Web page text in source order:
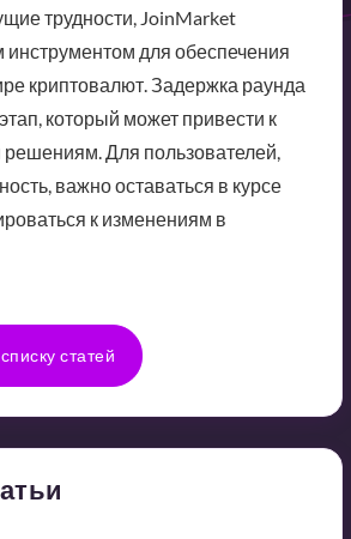
трудности, JoinMarket
для обеспечения
криптовалют. Задержка раунда
который может привести к
Для пользователей,
важно оставаться в курсе
к изменениям в
статей